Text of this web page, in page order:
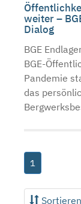
weiter –
Dialog
BGE
BGE-
Pandemie
das
1